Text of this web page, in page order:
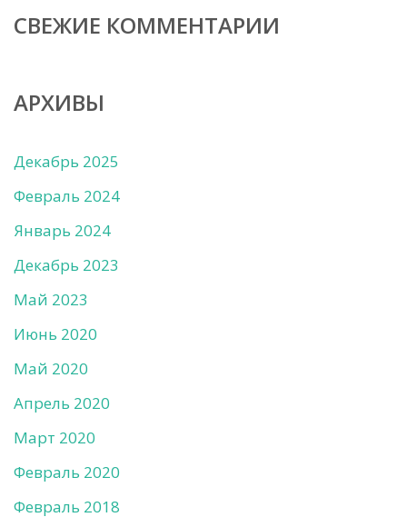
СВЕЖИЕ КОММЕНТАРИИ
АРХИВЫ
Декабрь 2025
Февраль 2024
Январь 2024
Декабрь 2023
Май 2023
Июнь 2020
Май 2020
Апрель 2020
Март 2020
Февраль 2020
Февраль 2018